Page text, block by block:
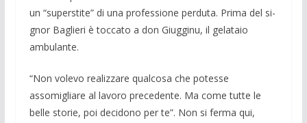
un “superstite” di una professione perduta. Prima del si­
gnor Baglieri è toccato a don Giugginu, il gelataio
ambulante.
“Non volevo realizzare qualcosa che potesse
assomigliare al lavoro preceden­te. Ma come tutte le
belle storie, poi de­cidono per te”. Non si ferma qui,